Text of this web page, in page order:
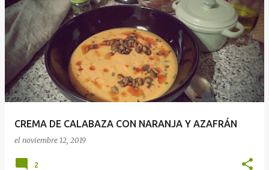
CREMA DE CALABAZA CON NARANJA Y AZAFRÁN
el noviembre 12, 2019
2